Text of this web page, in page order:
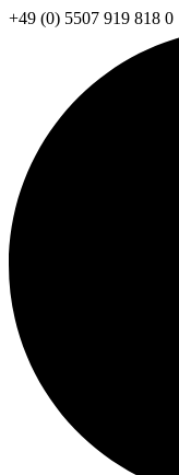
+49 (0) 5507 919 818 0